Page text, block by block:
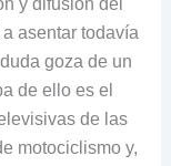
y difusión del
asentar todavía
goza de un
de ello es el
de las
motociclismo y,